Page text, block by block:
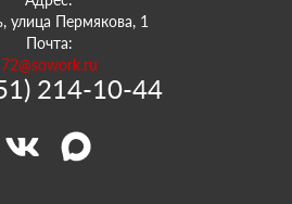
улица Пермякова, 1
Почта:
72@sowork.ru
214-10-44